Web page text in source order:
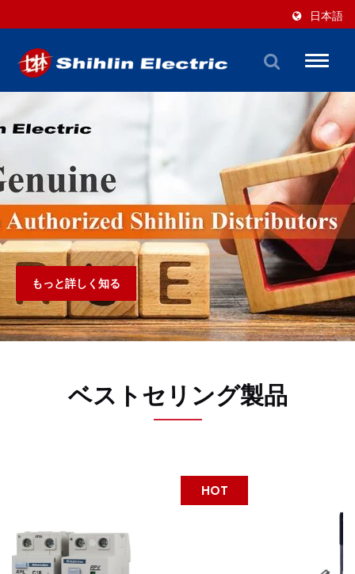
日本語
Toggle
もっと詳しく知る
ベストセリング製品